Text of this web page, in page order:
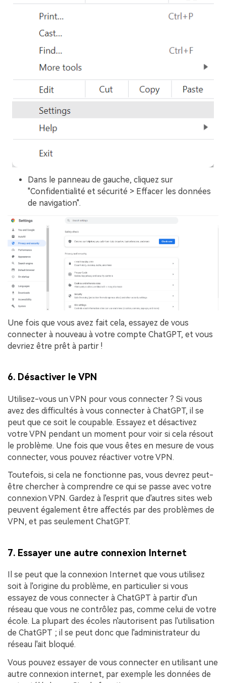
Dans le panneau de gauche, cliquez sur
"Confidentialité et sécurité > Effacer les données
de navigation".
Une fois que vous avez fait cela, essayez de vous
connecter à nouveau à votre compte ChatGPT, et vous
devriez être prêt à partir !
6. Désactiver le VPN
Utilisez-vous un VPN pour vous connecter ? Si vous
avez des difficultés à vous connecter à ChatGPT, il se
peut que ce soit le coupable. Essayez et désactivez
votre VPN pendant un moment pour voir si cela résout
le problème. Une fois que vous êtes en mesure de vous
connecter, vous pouvez réactiver votre VPN.
Toutefois, si cela ne fonctionne pas, vous devrez peut-
être chercher à comprendre ce qui se passe avec votre
connexion VPN. Gardez à l'esprit que d'autres sites web
peuvent également être affectés par des problèmes de
VPN, et pas seulement ChatGPT.
7. Essayer une autre connexion Internet
Il se peut que la connexion Internet que vous utilisez
soit à l'origine du problème, en particulier si vous
essayez de vous connecter à ChatGPT à partir d'un
réseau que vous ne contrôlez pas, comme celui de votre
école. La plupart des écoles n'autorisent pas l'utilisation
de ChatGPT ; il se peut donc que l'administrateur du
réseau l'ait bloqué.
Vous pouvez essayer de vous connecter en utilisant une
autre connexion internet, par exemple les données de